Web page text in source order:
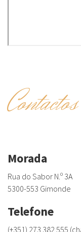
Contactos
Morada
Rua do Sabor N.º 3A
5300-553 Gimonde
Telefone
(+351) 273 382 555